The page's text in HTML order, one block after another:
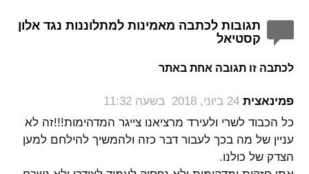
תגובות לכתבה מאמינות למתלוננות נגד אלון
קסטיאל
לכתבה זו תגובה אחת באתר
פמינאצית ‏24 ביוני, 2018 בשעה 11:32
כל הכבוד לשרי ולעירד מרציאנו צייגר המדהימות!!!זה לא
עניין של מה בכך לעבור דבר כזה ולהמשיך להילחם למען
הצדק של כולנו.